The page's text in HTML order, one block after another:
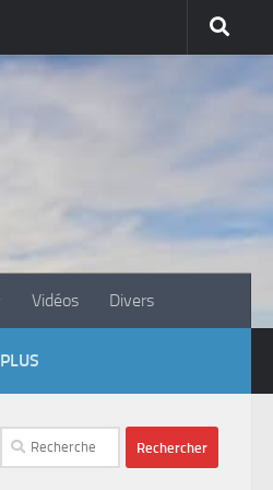
Vidéos Divers
PLUS
Rechercher :